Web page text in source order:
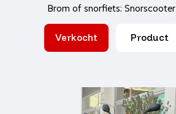
Brom of snorfiets: Snorscooter
Verkocht Product